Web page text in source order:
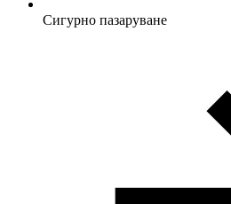
Сигурно пазаруване